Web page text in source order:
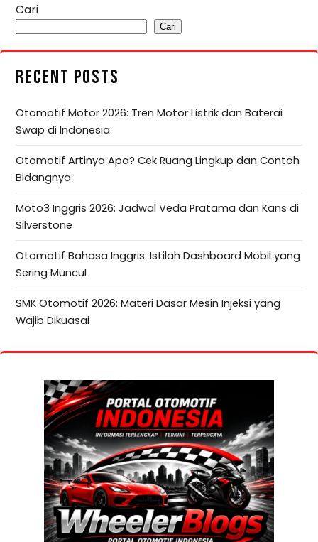
Cari
Cari
RECENT POSTS
Otomotif Motor 2026: Tren Motor Listrik dan Baterai
Swap di Indonesia
Otomotif Artinya Apa? Cek Ruang Lingkup dan Contoh
Bidangnya
Moto3 Inggris 2026: Jadwal Veda Pratama dan Kans di
Silverstone
Otomotif Bahasa Inggris: Istilah Dashboard Mobil yang
Sering Muncul
SMK Otomotif 2026: Materi Dasar Mesin Injeksi yang
Wajib Dikuasai